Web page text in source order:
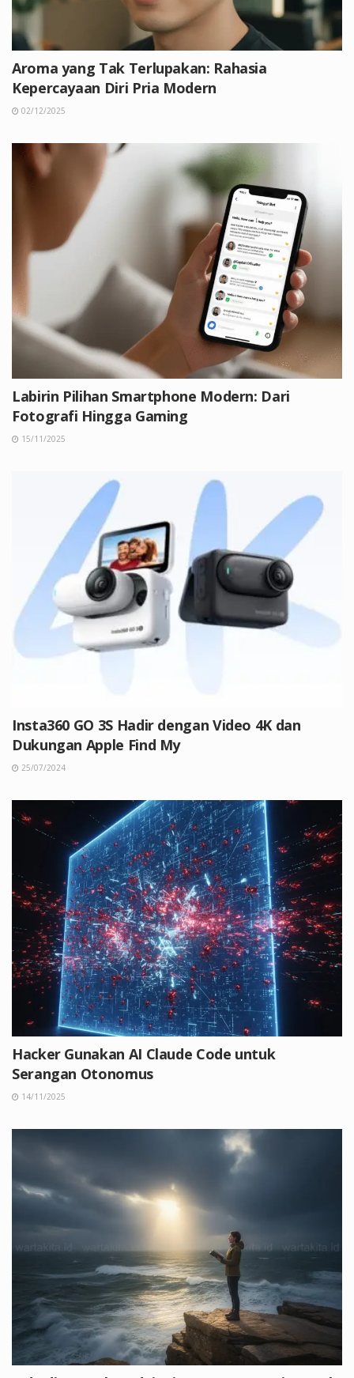
Aroma yang Tak Terlupakan: Rahasia
Kepercayaan Diri Pria Modern
02/12/2025
Labirin Pilihan Smartphone Modern: Dari
Fotografi Hingga Gaming
15/11/2025
Insta360 GO 3S Hadir dengan Video 4K dan
Dukungan Apple Find My
25/07/2024
Hacker Gunakan AI Claude Code untuk
Serangan Otonomus
14/11/2025